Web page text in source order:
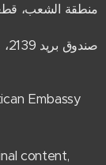
منطقة الشعب، قطعة 2، شارع 24، مزل
صندوق بريد 2139، حولي 32022، الكويت
Embassy
content,